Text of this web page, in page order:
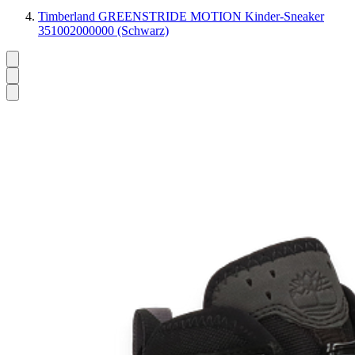
Timberland GREENSTRIDE MOTION Kinder-Sneaker
351002000000 (Schwarz)